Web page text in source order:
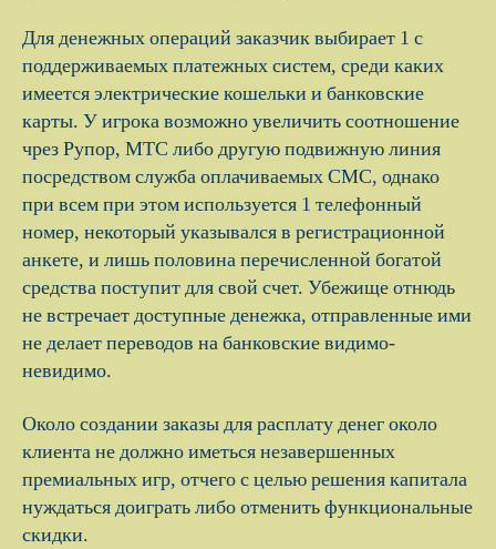
Для денежных операций заказчик выбирает 1 с
поддерживаемых платежных систем, среди каких
имеется электрические кошельки и банковские
карты. У игрока возможно увеличить соотношение
чрез Рупор, МТС либо другую подвижную линия
посредством служба оплачиваемых СМС, однако
при всем при этом используется 1 телефонный
номер, некоторый указывался в регистрационной
анкете, и лишь половина перечисленной богатой
средства поступит для свой счет. Убежище отнюдь
не встречает доступные денежка, отправленные ими
не делает переводов на банковские видимо-
невидимо.
Около создании заказы для расплату денег около
клиента не должно иметься незавершенных
премиальных игр, отчего с целью решения капитала
нуждаться доиграть либо отменить функциональные
скидки.